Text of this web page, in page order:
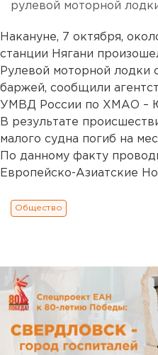
рулевой моторной
Накануне, 7 октября,
станции Нягани
Рулевой моторной лодки
баржей, сообщили
УМВД России по ХМАО –
В результате
малого судна погиб на
По данному факту
Европейско-Азиатские
Общество